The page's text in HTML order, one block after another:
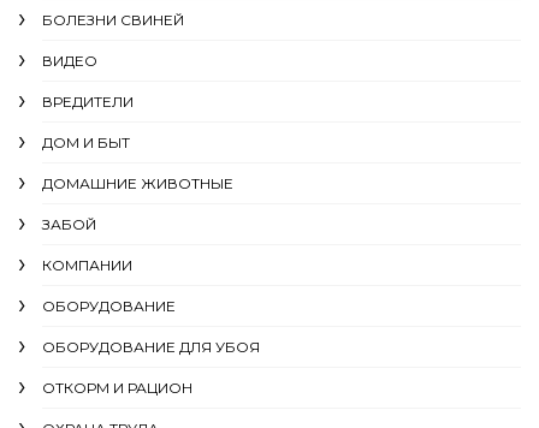
БОЛЕЗНИ СВИНЕЙ
ВИДЕО
ВРЕДИТЕЛИ
ДОМ И БЫТ
ДОМАШНИЕ ЖИВОТНЫЕ
ЗАБОЙ
КОМПАНИИ
ОБОРУДОВАНИЕ
ОБОРУДОВАНИЕ ДЛЯ УБОЯ
ОТКОРМ И РАЦИОН